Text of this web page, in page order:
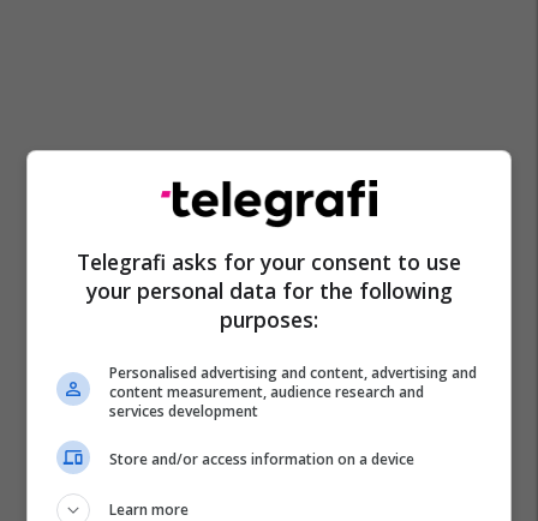
Telegrafi asks for your consent to use
your personal data for the following
purposes:
Personalised advertising and content, advertising and
content measurement, audience research and
services development
Store and/or access information on a device
Learn more